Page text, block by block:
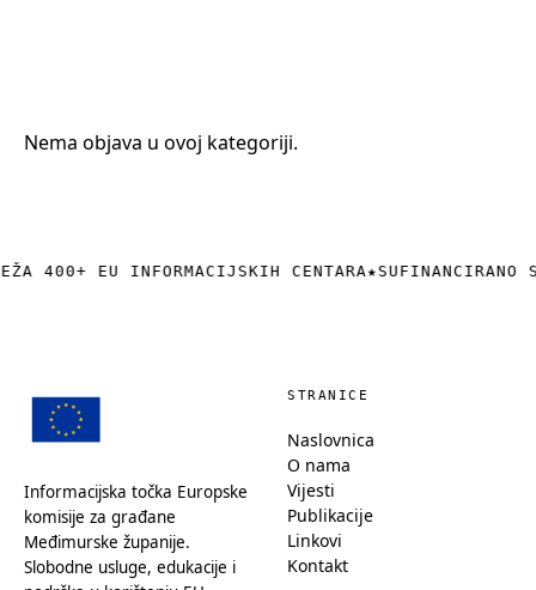
Nema objava u ovoj kategoriji.
400+ EU INFORMACIJSKIH CENTARA★SUFINANCIRANO
Informacijska točka Europske
komisije za građane
Međimurske županije.
Slobodne usluge, edukacije i
STRANICE
Naslovnica
O nama
Vijesti
Publikacije
Linkovi
Kontakt